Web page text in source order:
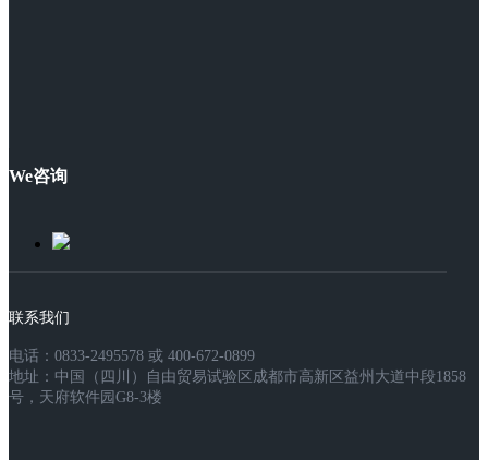
We咨询
联系我们
电话：0833-2495578 或 400-672-0899
地址：中国（四川）自由贸易试验区成都市高新区益州大道中段1858
号，天府软件园G8-3楼